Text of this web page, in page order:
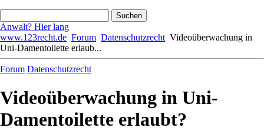
Anwalt? Hier lang
www.123recht.de Forum Datenschutzrecht Videoüberwachung in
Uni-Damentoilette erlaub...
Forum Datenschutzrecht
Videoüberwachung in Uni-
Damentoilette erlaubt?